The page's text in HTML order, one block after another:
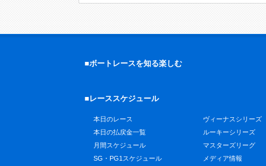
■ボートレースを知る楽しむ
■レーススケジュール
本日のレース
本日の払戻金一覧
月間スケジュール
SG・PG1スケジュール
ヴィーナスシリーズ
ルーキーシリーズ
マスターズリーグ
メディア情報